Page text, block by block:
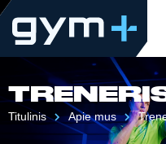
Titulinis Apie mus